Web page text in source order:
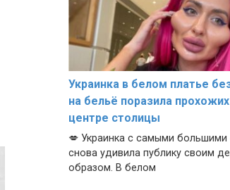
Украинка в белом платье
на бельё поразила
центре столицы
💋 Украинка с самыми большими
снова удивила публику своим
образом. В белом